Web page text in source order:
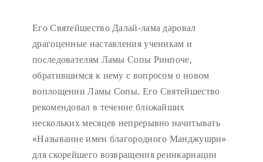
Его Святейшество Далай-лама даровал
драгоценные наставления ученикам и
последователям Ламы Сопы Ринпоче,
обратившимся к нему с вопросом о новом
воплощении Ламы Сопы. Его Святейшество
рекомендовал в течение ближайших
нескольких месяцев непрерывно начитывать
«Называние имен благородного Манджушри»
для скорейшего возвращения реинкарнации